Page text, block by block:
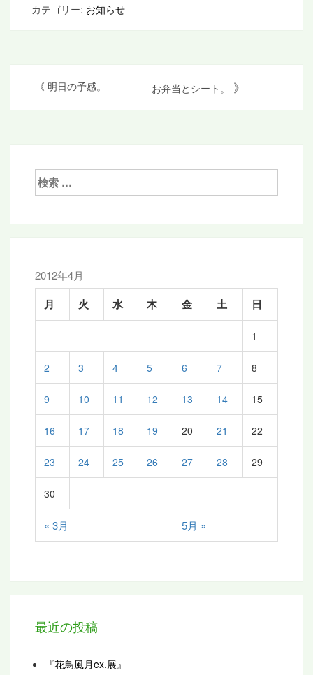
カテゴリー: お知らせ
《 明日の予感。 お弁当とシート。 》
検
索:
2012年4月
月 火 水 木 金 土 日
« 3月 5月 »
1
2 3 4 5 6 7 8
9 10 11 12 13 14 15
16 17 18 19 20 21 22
23 24 25 26 27 28 29
30
最近の投稿
『花鳥風月ex.展』